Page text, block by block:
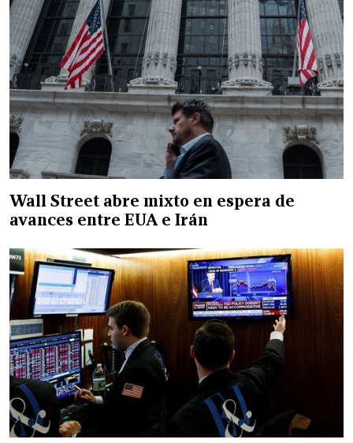
Wall Street abre mixto en espera de
avances entre EUA e Irán